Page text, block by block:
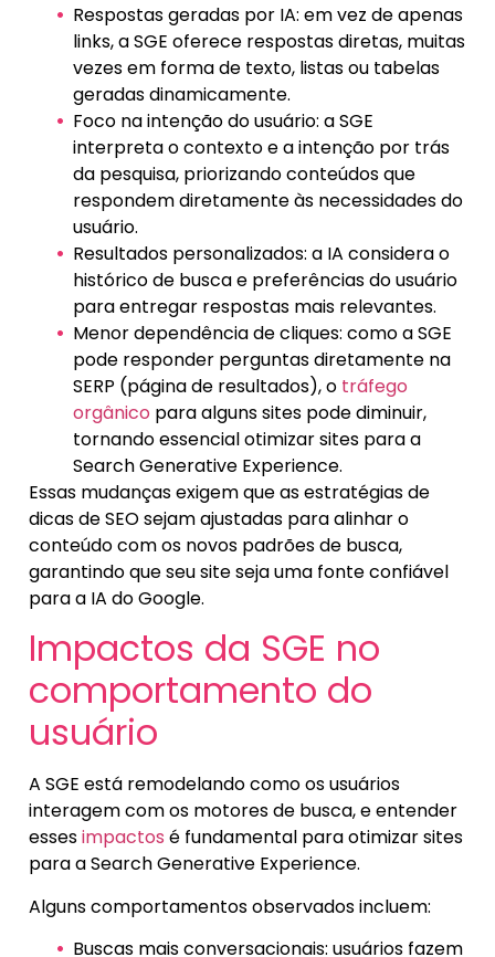
Respostas geradas por IA: em vez de apenas
links, a SGE oferece respostas diretas, muitas
vezes em forma de texto, listas ou tabelas
geradas dinamicamente.
Foco na intenção do usuário: a SGE
interpreta o contexto e a intenção por trás
da pesquisa, priorizando conteúdos que
respondem diretamente às necessidades do
usuário.
Resultados personalizados: a IA considera o
histórico de busca e preferências do usuário
para entregar respostas mais relevantes.
Menor dependência de cliques: como a SGE
pode responder perguntas diretamente na
SERP (página de resultados), o tráfego
orgânico para alguns sites pode diminuir,
tornando essencial otimizar sites para a
Search Generative Experience.
Essas mudanças exigem que as estratégias de
dicas de SEO sejam ajustadas para alinhar o
conteúdo com os novos padrões de busca,
garantindo que seu site seja uma fonte confiável
para a IA do Google.
Impactos da SGE no
comportamento do
usuário
A SGE está remodelando como os usuários
interagem com os motores de busca, e entender
essesimpactos é fundamental para otimizar sites
para a Search Generative Experience.
Alguns comportamentos observados incluem:
Buscas mais conversacionais: usuários fazem